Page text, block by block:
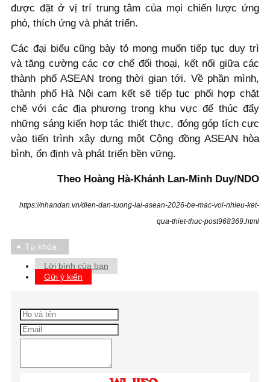
được đặt ở vị trí trung tâm của mọi chiến lược ứng
phó, thích ứng và phát triển.
Các đại biểu cũng bày tỏ mong muốn tiếp tục duy trì
và tăng cường các cơ chế đối thoại, kết nối giữa các
thành phố ASEAN trong thời gian tới. Về phần mình,
thành phố Hà Nội cam kết sẽ tiếp tục phối hợp chặt
chẽ với các địa phương trong khu vực để thúc đẩy
những sáng kiến hợp tác thiết thực, đóng góp tích cực
vào tiến trình xây dựng một Cộng đồng ASEAN hòa
bình, ổn định và phát triển bền vững.
Theo Hoàng Hà-Khánh Lan-Minh Duy/NDO
https://nhandan.vn/dien-dan-tuong-lai-asean-2026-be-mac-voi-nhieu-ket-
qua-thiet-thuc-post968369.html
Từ khóa
Lời bình của bạn
Gửi ý kiến